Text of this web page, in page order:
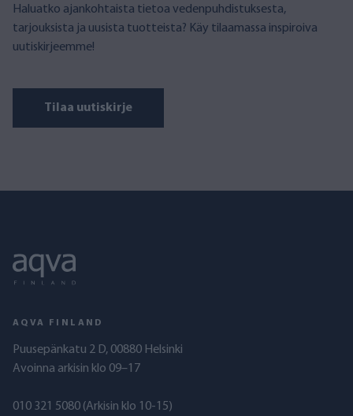
Haluatko ajankohtaista tietoa vedenpuhdistuksesta,
tarjouksista ja uusista tuotteista? Käy tilaamassa inspiroiva
uutiskirjeemme!
Tilaa uutiskirje
AQVA FINLAND
Puusepänkatu 2 D, 00880 Helsinki
Avoinna arkisin klo 09–17
010 321 5080 (Arkisin klo 10-15)